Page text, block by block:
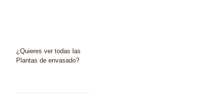
¿Quieres ver todas las
Plantas de envasado?